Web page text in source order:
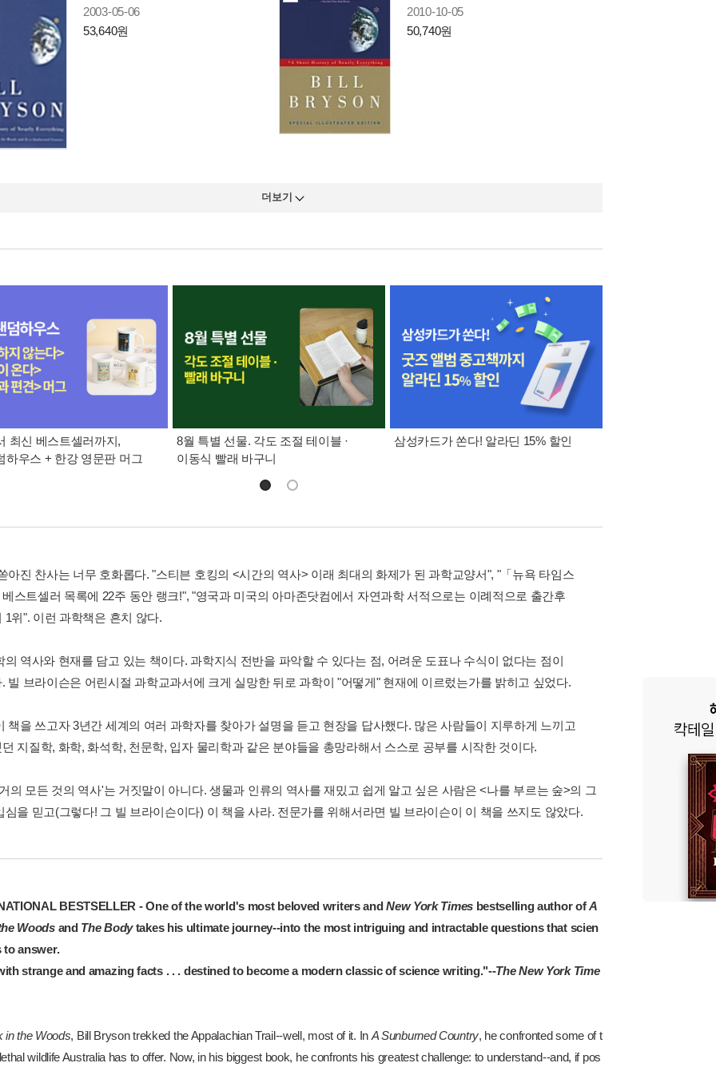
2003-05-06
53,640원
2010-10-05
50,740원
더보기
최신 베스트셀러까지,
하우스 + 한강 영문판 머그
8월 특별 선물. 각도 조절 테이블 ·
이동식 빨래 바구니
삼성카드가 쏜다! 알라딘 15% 할인
아진 찬사는 너무 호화롭다. "스티븐 호킹의 <시간의 역사> 이래 최대의 화제가 된 과학교양서", "「뉴욕 타임스
스트셀러 목록에 22주 동안 랭크!", "영국과 미국의 아마존닷컴에서 자연과학 서적으로는 이례적으로 출간후
1위". 이런 과학책은 흔치 않다.
의 역사와 현재를 담고 있는 책이다. 과학지식 전반을 파악할 수 있다는 점, 어려운 도표나 수식이 없다는 점이
빌 브라이슨은 어린시절 과학교과서에 크게 실망한 뒤로 과학이 "어떻게" 현재에 이르렀는가를 밝히고 싶었다.
책을 쓰고자 3년간 세계의 여러 과학자를 찾아가 설명을 듣고 현장을 답사했다. 많은 사람들이 지루하게 느끼고
지질학, 화학, 화석학, 천문학, 입자 물리학과 같은 분야들을 총망라해서 스스로 공부를 시작한 것이다.
의 모든 것의 역사'는 거짓말이 아니다. 생물과 인류의 역사를 재밌고 쉽게 알고 싶은 사람은 <나를 부르는 숲>의 그
심을 믿고(그렇다! 그 빌 브라이슨이다) 이 책을 사라. 전문가를 위해서라면 빌 브라이슨이 이 책을 쓰지도 않았다.
BESTSELLER - One of the world's most beloved writers andNew York Timesbestselling author ofA
Woodsand The Bodytakes his ultimate journey--into the most intriguing and intractable questions that scien
to answer.
strange and amazing facts . . . destined to become a modern classic of science writing."--The New York Time
in the Woods, Bill Bryson trekked the Appalachian Trail--well, most of it. In A Sunburned Country, he confronted some of t
wildlife Australia has to offer. Now, in his biggest book, he confronts his greatest challenge: to understand--and, if pos